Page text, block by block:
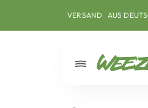
VERSAND AUS